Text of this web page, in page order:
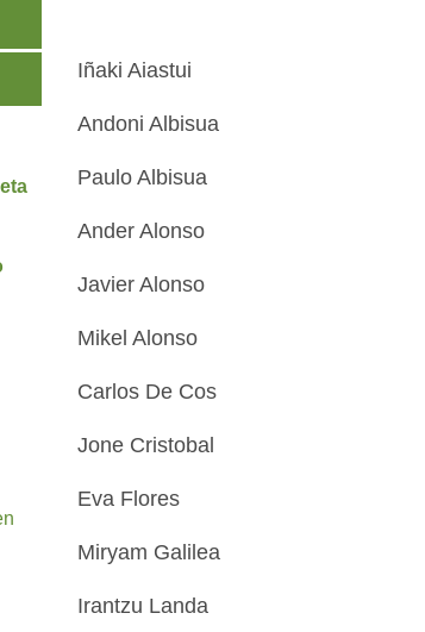
Iñaki Aiastui
Andoni Albisua
Paulo Albisua
Ander Alonso
Javier Alonso
Mikel Alonso
Carlos De Cos
Jone Cristobal
Eva Flores
Miryam Galilea
Irantzu Landa